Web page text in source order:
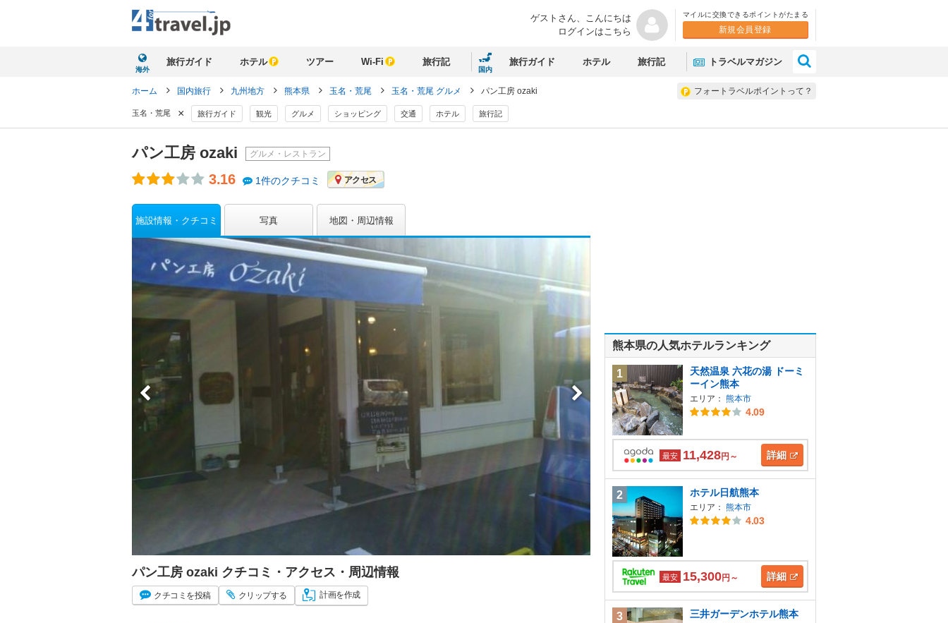
ゲストさん、 こんにちは
ログインはこちら
マイルに交換できるポイントがたまる
新規会員登録
海外
旅行ガイド ホテル ツアー Wi-Fi 旅行記
国内
旅行ガイド ホテル 旅行記 トラベルマガジン
フォートラベルポイントって？
ホーム 国内旅行 九州地方 熊本県 玉名・荒尾 玉名・荒尾 グルメ パン工房 ozaki
玉名・荒尾 × 旅行ガイド 観光 グルメ ショッピング 交通 ホテル 旅行記
パン工房 ozaki グルメ・レストラン
3.16 1件のクチコミ アクセス
施設情報・クチコミ 写真 地図・周辺情報
パン工房 ozaki クチコミ・アクセス・周辺情報
クチコミ を投稿 クリップする 計画を作成
熊本県の人気ホテルランキング
1
天然温泉 六花の湯 ドーミ
ーイン熊本
エリア： 熊本市
4.09
最安 11,428円～ 詳細
2 ホテル日航熊本
エリア： 熊本市
4.03
最安 15,300円～ 詳細
3 三井ガーデンホテル熊本